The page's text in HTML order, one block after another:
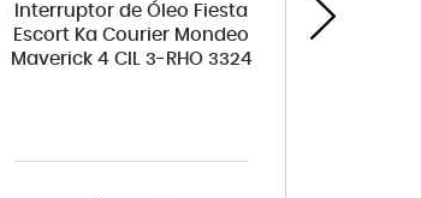
Interruptor de Óleo Fiesta
Escort Ka Courier Mondeo
Maverick 4 CIL 3-RHO 3324